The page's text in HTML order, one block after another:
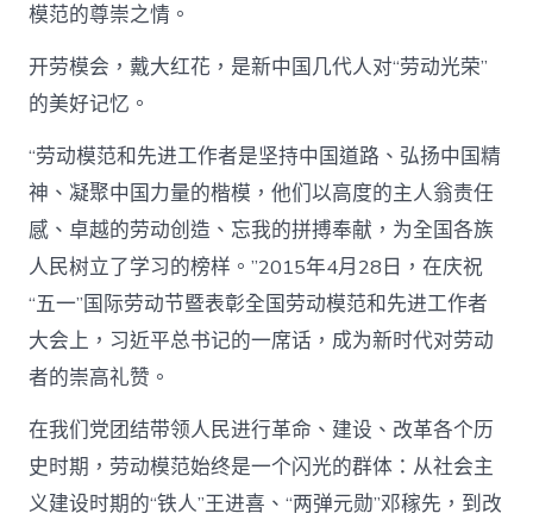
模范的尊崇之情。
开劳模会，戴大红花，是新中国几代人对“劳动光荣”
的美好记忆。
“劳动模范和先进工作者是坚持中国道路、弘扬中国精
神、凝聚中国力量的楷模，他们以高度的主人翁责任
感、卓越的劳动创造、忘我的拼搏奉献，为全国各族
人民树立了学习的榜样。”2015年4月28日，在庆祝
“五一”国际劳动节暨表彰全国劳动模范和先进工作者
大会上，习近平总书记的一席话，成为新时代对劳动
者的崇高礼赞。
在我们党团结带领人民进行革命、建设、改革各个历
史时期，劳动模范始终是一个闪光的群体：从社会主
义建设时期的“铁人”王进喜、“两弹元勋”邓稼先，到改